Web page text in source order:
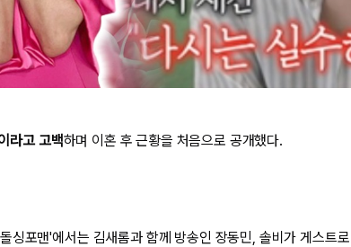
라고 고백하며 이혼 후 근황을 처음으로 공개했다.
싱포맨'에서는 김새롬과 함께 방송인 장동민, 솔비가 게스트